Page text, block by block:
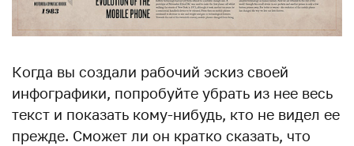
Когда вы создали рабочий эскиз своей
инфографики, попробуйте убрать из нее весь
текст и показать кому-нибудь, кто не видел ее
прежде. Сможет ли он кратко сказать, что